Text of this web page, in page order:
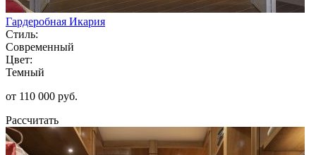
Гардеробная Икария
Стиль:
Современный
Цвет:
Темный
от 110 000 руб.
Рассчитать